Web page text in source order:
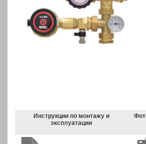
Инструкции по монтажу и
эксплуатации